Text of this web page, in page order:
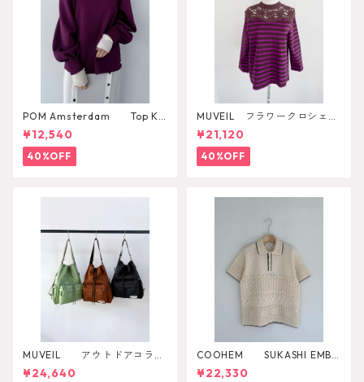
POM Amsterdam Top Ka
e Pulm
¥12,540
40%OFF
MUVEIL フラワークロシェカ
ットソー
¥21,120
40%OFF
MUVEIL アウトドアコラボ
2WAYリュック
¥24,640
COOHEM SUKASHI EMBO
SSED KNIT PULLOVER
¥22,330